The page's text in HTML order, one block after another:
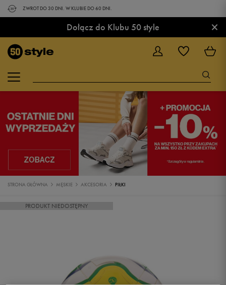
ZWROT DO 30 DNI. W KLUBIE DO 60 DNI.
Dołącz do Klubu 50 style ×
STRONA GŁÓWNA MĘSKIE AKCESORIA PIŁKI
PRODUKT NIEDOSTĘPNY